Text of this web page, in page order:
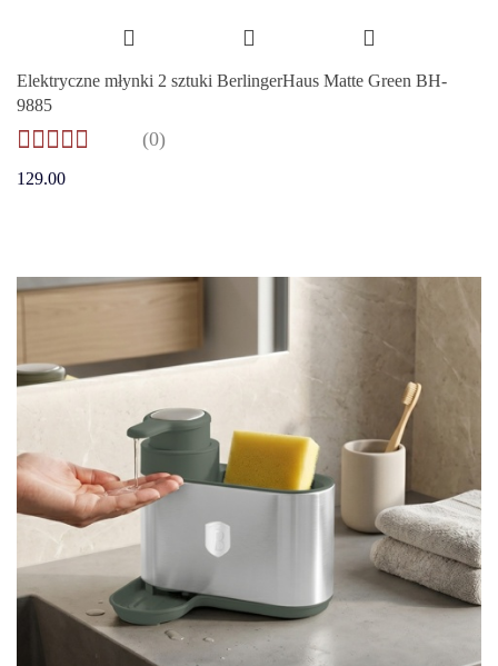
Elektryczne młynki 2 sztuki BerlingerHaus Matte Green BH-
9885
(0)
129.00